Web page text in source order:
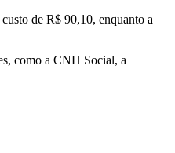
de R$ 90,10, enquanto a
como a CNH Social, a